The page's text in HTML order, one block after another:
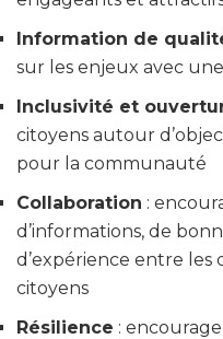
Information de
sur les enjeux avec
Inclusivité et
citoyens autour
pour la communauté
Collaboration :
d’informations, de
d’expérience entre les
citoyens
Résilience :